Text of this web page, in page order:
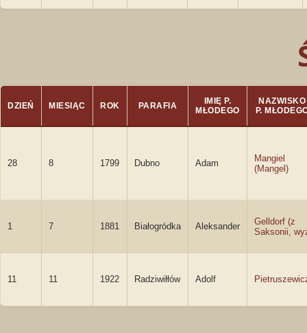
DZIEŃ MIESIĄC ROK PARAFIA
IMIĘ P.
MŁODEGO
NAZWISKO
P.
28 8 1799 Dubno Adam
Mangiel
(Mangel)
1 7 1881 Białogródka Aleksander
Gelldorf (z
Saksonii,
11 11 1922 Radziwiłłów Adolf